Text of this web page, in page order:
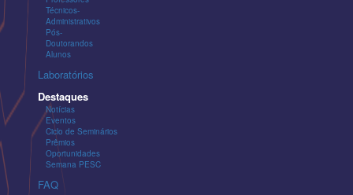
Técnicos-
Administrativos
Pós-
Doutorandos
Alunos
Laboratórios
Destaques
Notícias
Eventos
Ciclo de Seminários
Prêmios
Oportunidades
Semana PESC
FAQ